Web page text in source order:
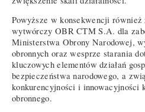
Powyższe w konsekwencji również
wytwórczy OBR CTM S.A. dla
Ministerstwa Obrony Narodowej,
obronnych oraz wesprze starania
kluczowych elementów działań
bezpieczeństwa narodowego, a
konkurencyjności i innowacyjności
obronnego.